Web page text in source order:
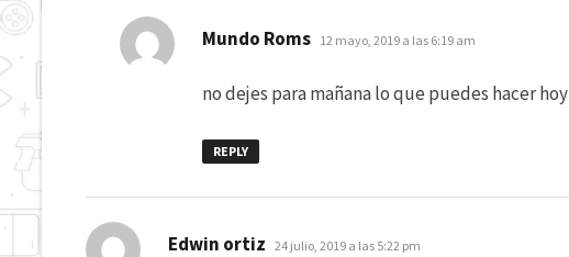
Mundo Roms dice:
12 mayo, 2019 a las 6:19 am
no dejes para mañana lo que puedes hacer hoy
REPLY
Edwin ortiz dice:
24 julio, 2019 a las 5:22 pm